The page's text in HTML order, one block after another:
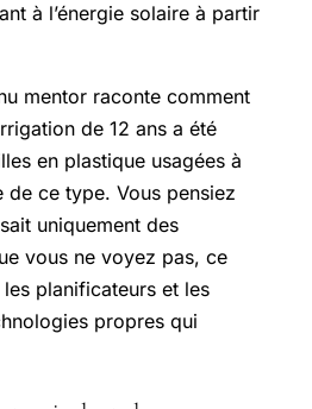
à l’énergie solaire à partir
mentor raconte comment
de 12 ans a été
en plastique usagées à
de ce type. Vous pensiez
uniquement des
vous ne voyez pas, ce
planificateurs et les
propres qui